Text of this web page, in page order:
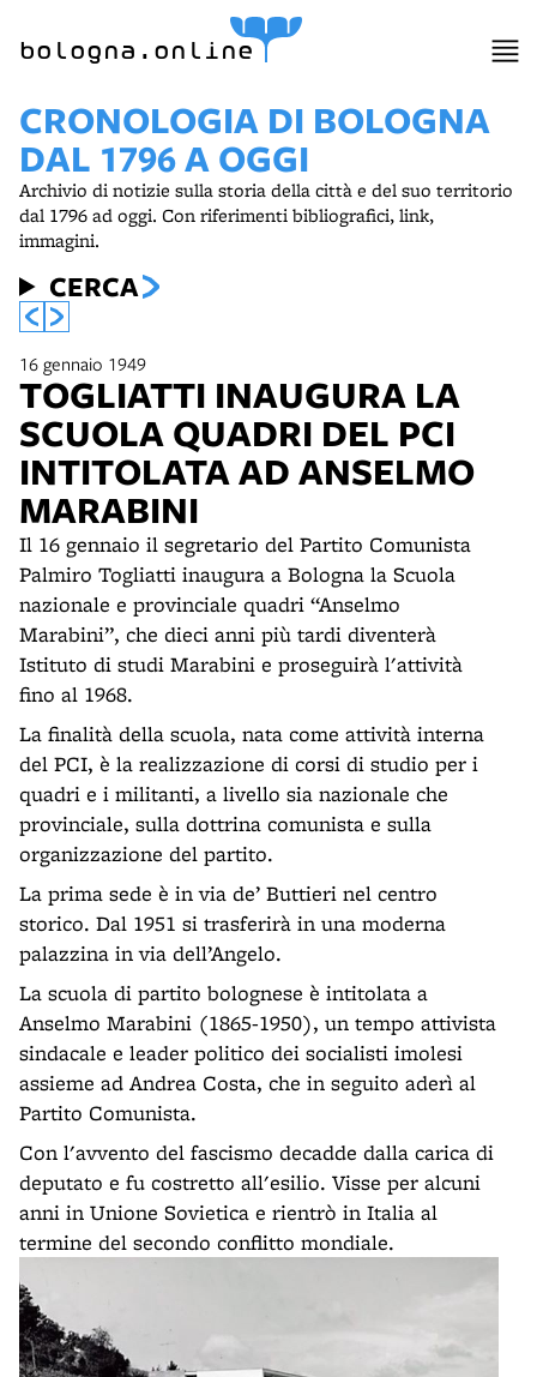
bologna.online
CRONOLOGIA DI BOLOGNA
DAL 1796 A OGGI
Archivio di notizie sulla storia della città e del suo territorio
dal 1796 ad oggi. Con riferimenti bibliografici, link,
immagini.
CERCA
16 gennaio 1949
TOGLIATTI INAUGURA LA
SCUOLA QUADRI DEL PCI
INTITOLATA AD ANSELMO
MARABINI
Il 16 gennaio il segretario del Partito Comunista
Palmiro Togliatti inaugura a Bologna la Scuola
nazionale e provinciale quadri “Anselmo
Marabini”, che dieci anni più tardi diventerà
Istituto di studi Marabini e proseguirà l'attività
fino al 1968.
La finalità della scuola, nata come attività interna
del PCI, è la realizzazione di corsi di studio per i
quadri e i militanti, a livello sia nazionale che
provinciale, sulla dottrina comunista e sulla
organizzazione del partito.
La prima sede è in via de’ Buttieri nel centro
storico. Dal 1951 si trasferirà in una moderna
palazzina in via dell’Angelo.
La scuola di partito bolognese è intitolata a
Anselmo Marabini (1865-1950), un tempo attivista
sindacale e leader politico dei socialisti imolesi
assieme ad Andrea Costa, che in seguito aderì al
Partito Comunista.
Con l'avvento del fascismo decadde dalla carica di
deputato e fu costretto all'esilio. Visse per alcuni
anni in Unione Sovietica e rientrò in Italia al
termine del secondo conflitto mondiale.